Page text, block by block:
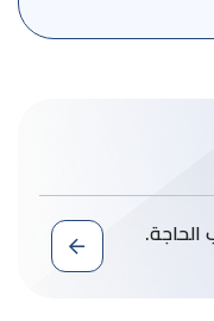
الحاجة.